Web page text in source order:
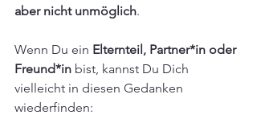
aber nicht unmöglich.
Wenn Du ein Elternteil, Partner*in oder
Freund*in bist, kannst Du Dich
vielleicht in diesen Gedanken
wiederfinden: